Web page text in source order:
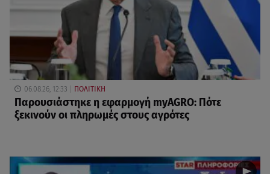
06.08.26, 12:33 ΠΟΛΙΤΙΚΗ
Παρουσιάστηκε η εφαρμογή myAGRO: Πότε
ξεκινούν οι πληρωμές στους αγρότες